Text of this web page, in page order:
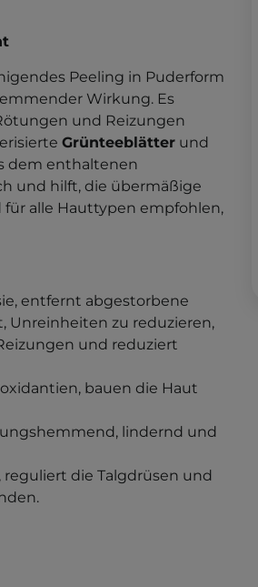
Peeling in Puderform
Wirkung. Es
und Reizungen
Grünteeblätter und
dem enthaltenen
und hilft, die übermäßige
alle Hauttypen empfohlen,
entfernt abgestorbene
Unreinheiten zu reduzieren,
und reduziert
bauen die Haut
lindernd und
die Talgdrüsen und